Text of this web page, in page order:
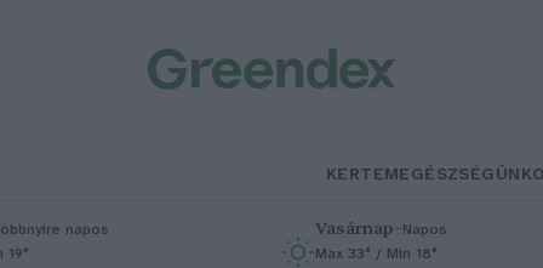
KERTEMEGÉSZSÉGÜNK
napos
19°
Vasárnap–Napos
Max 33° / Min 18°